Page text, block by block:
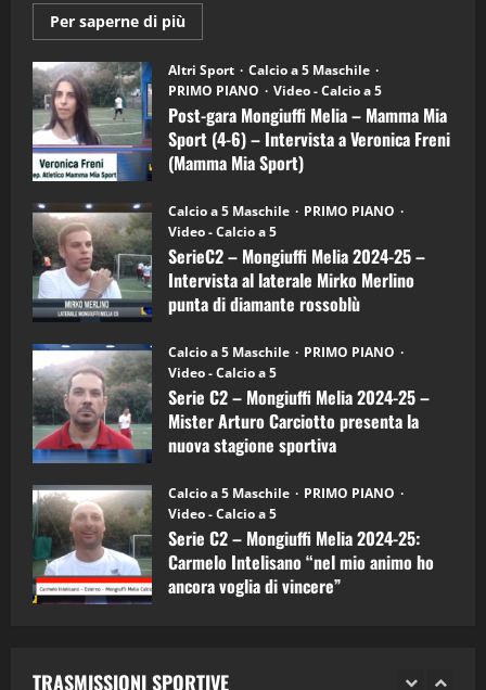
Per saperne di più
informazioni
Post-
gara
Mongiuffi
Melia
–
Mamma
Mia
Sport
6)
–
Intervista
a
mister
Arturo
Carciotto
(Mongiuffi
Altri Sport
Calcio a 5 Maschile
PRIMO PIANO
Video - Calcio a 5
Post-gara Mongiuffi Melia – Mamma Mia
Sport (4-6) – Intervista a Veronica Freni
(Mamma Mia Sport)
Calcio a 5 Maschile
PRIMO PIANO
Video - Calcio a 5
SerieC2 – Mongiuffi Melia 2024-25 –
Intervista al laterale Mirko Merlino
punta di diamante rossoblù
Calcio a 5 Maschile
PRIMO PIANO
Video - Calcio a 5
Serie C2 – Mongiuffi Melia 2024-25 –
Mister Arturo Carciotto presenta la
nuova stagione sportiva
Calcio a 5 Maschile
PRIMO PIANO
Video - Calcio a 5
Serie C2 – Mongiuffi Melia 2024-25:
Carmelo Intelisano “nel mio animo ho
ancora voglia di vincere”
TRASMISSIONI SPORTIVE
3
"SportEmpire" in Podcast
“SportEmpire” in Podcast: 28^ Puntata
(Martedi 21 Aprile 2026)
21/04/2026
4
“SportEmpire” in Podcast: 27^ Puntata
(Martedi 14 Aprile 2026)
15/04/2026
5
“SportEmpire” in Podcast: 26^ Puntata
(Martedi 07 Aprile 2026)
08/04/2026
1
“SportEmpire” in Podcast: 30^ Puntata
(Martedi 05 Maggio 2026)
08/05/2026
28/04/2026